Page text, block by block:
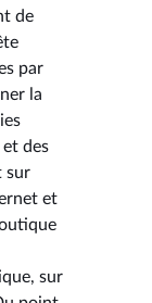
de
par
la
des
sur
et
sur